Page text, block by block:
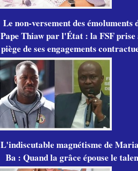
Le non-versement des émoluments
Pape Thiaw par l'État : la FSF prise
piège de ses engagements
L'indiscutable magnétisme de
Ba : Quand la grâce épouse le